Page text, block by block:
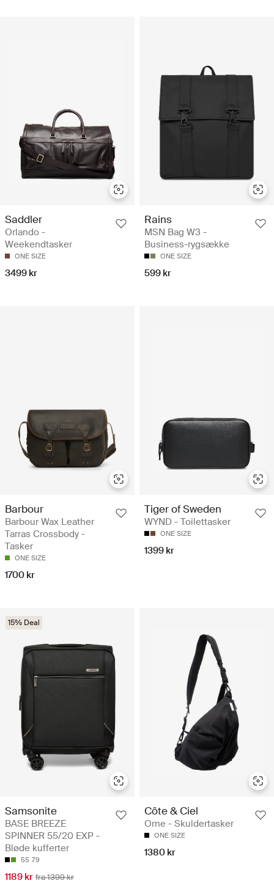
Saddler
Orlando -
Weekendtasker
ONE SIZE
3499 kr
Rains
MSN Bag W3 -
Business-rygsække
ONE SIZE
599 kr
Barbour
Barbour Wax Leather
Tarras Crossbody -
Tasker
ONE SIZE
1700 kr
Tiger of Sweden
WYND - Toilettasker
ONE SIZE
1399 kr
15% Deal
Samsonite
BASE BREEZE
SPINNER 55/20 EXP -
Bløde kufferter
55 79
1189 kr fra 1399 kr
Côte & Ciel
Orne - Skuldertasker
ONE SIZE
1380 kr